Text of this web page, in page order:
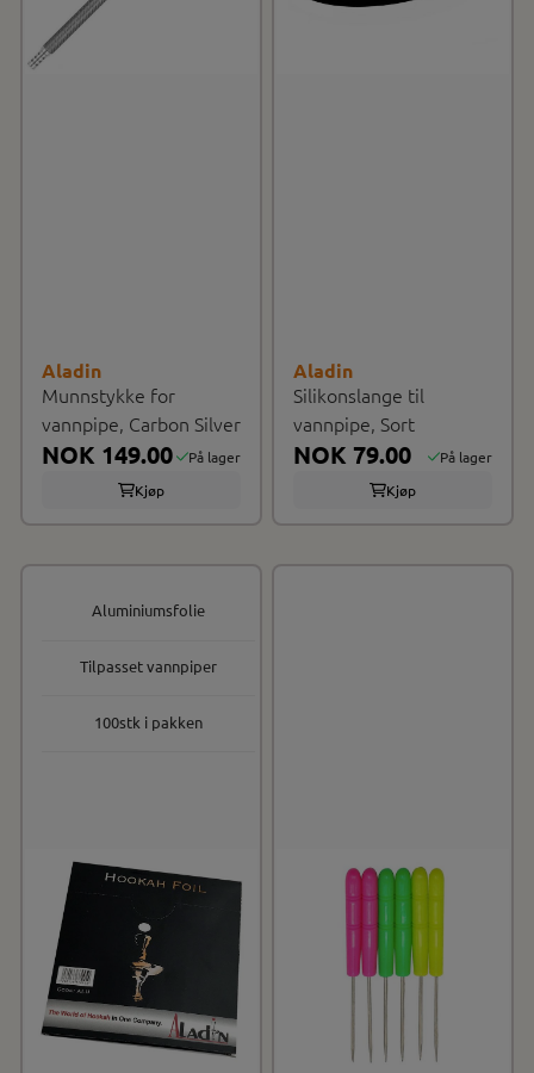
Aladin
Munnstykke for
vannpipe, Carbon Silver
NOK 149.00
På lager
Kjøp
Aladin
Silikonslange til
vannpipe, Sort
NOK 79.00
På lager
Kjøp
Aluminiumsfolie
Tilpasset vannpiper
100stk i pakken